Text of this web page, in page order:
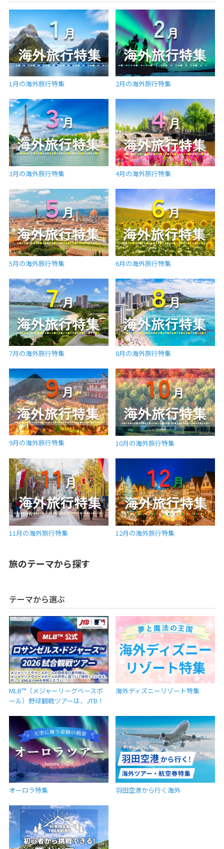
1月の海外旅行特集 2月の海外旅行特集
3月の海外旅行特集 4月の海外旅行特集
5月の海外旅行特集 6月の海外旅行特集
7月の海外旅行特集 8月の海外旅行特集
9月の海外旅行特集 10月の海外旅行特集
11月の海外旅行特集 12月の海外旅行特集
旅のテーマから探す
テーマから選ぶ
MLB™（メジャーリーグベースボ
ール）野球観戦ツアーは、JTB！
海外ディズニーリゾート特集
オーロラ特集 羽田空港から行く海外